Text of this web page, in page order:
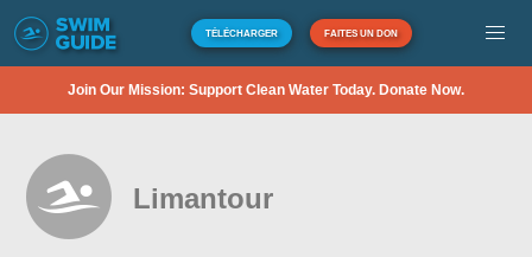
TÉLÉCHARGER FAITES UN DON
Join Our Mission: Support Clean Water Today. Donate Now.
Limantour